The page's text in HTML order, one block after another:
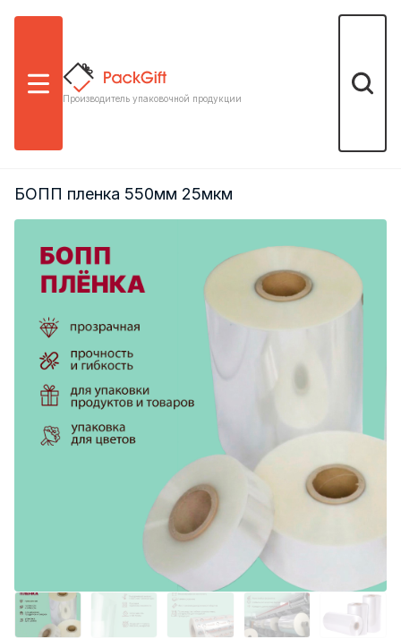
Меню
Производитель упаковочной продукции
Поиск
БОПП пленка 550мм 25мкм